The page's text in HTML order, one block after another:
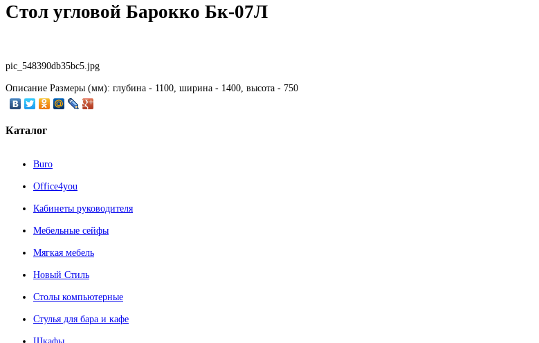
Стол угловой Барокко Бк-07Л
pic_548390db35bc5.jpg
Описание Размеры (мм): глубина - 1100, ширина - 1400, высота - 750
Каталог
Buro
Office4you
Кабинеты руководителя
Мебельные сейфы
Мягкая мебель
Новый Стиль
Столы компьютерные
Стулья для бара и кафе